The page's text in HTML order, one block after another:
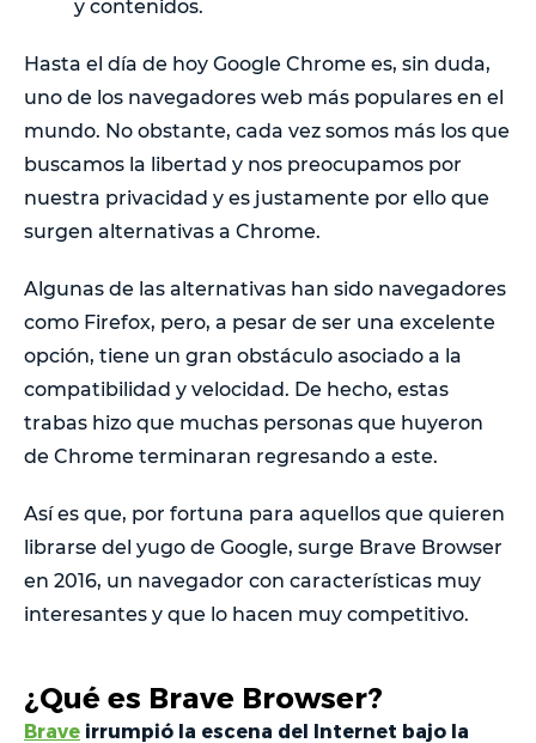
y contenidos.
Hasta el día de hoy Google Chrome es, sin duda,
uno de los navegadores web más populares en el
mundo. No obstante, cada vez somos más los que
buscamos la libertad y nos preocupamos por
nuestra privacidad y es justamente por ello que
surgen alternativas a Chrome.
Algunas de las alternativas han sido navegadores
como Firefox, pero, a pesar de ser una excelente
opción, tiene un gran obstáculo asociado a la
compatibilidad y velocidad. De hecho, estas
trabas hizo que muchas personas que huyeron
de Chrome terminaran regresando a este.
Así es que, por fortuna para aquellos que quieren
librarse del yugo de Google, surge Brave Browser
en 2016, un navegador con características muy
interesantes y que lo hacen muy competitivo.
¿Qué es Brave Browser?
Brave irrumpió la escena del Internet bajo la